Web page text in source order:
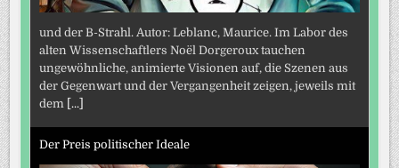
und der B-Strahl. Autor: Leblanc, Maurice. Im Labor des
alten Wissenschaftlers Noël Dorgeroux tauchen
ungewöhnliche, animierte Visionen auf, die Szenen aus
der Gegenwart und der Vergangenheit zeigen, jeweils mit
dem
[...]
Der Preis politischer Ideale